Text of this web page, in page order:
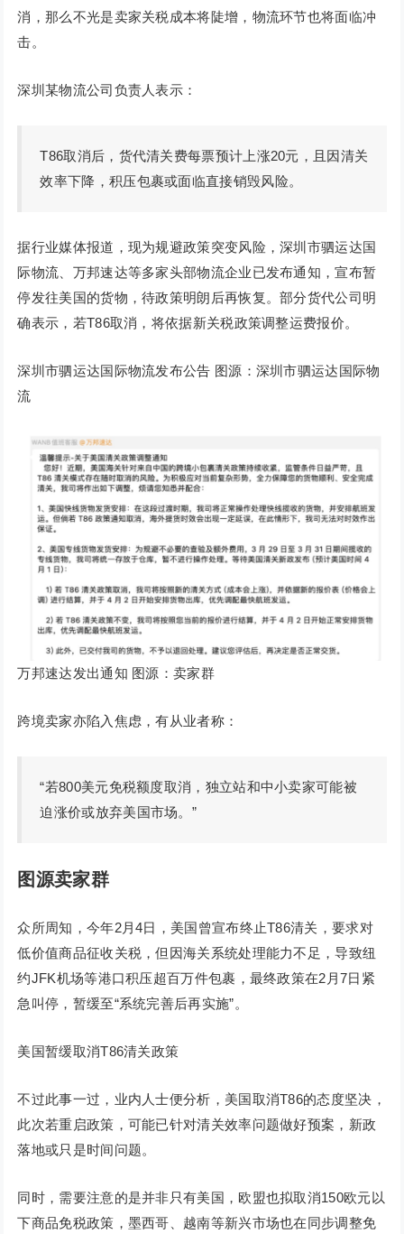
消，那么不光是卖家关税成本将陡增，物流环节也将面临冲
击。
深圳某物流公司负责人表示：
T86取消后，货代清关费每票预计上涨20元，且因清关
效率下降，积压包裹或面临直接销毁风险。
据行业媒体报道，现为规避政策突变风险，深圳市驷运达国
际物流、万邦速达等多家头部物流企业已发布通知，宣布暂
停发往美国的货物，待政策明朗后再恢复。部分货代公司明
确表示，若T86取消，将依据新关税政策调整运费报价。
深圳市驷运达国际物流发布公告 图源：深圳市驷运达国际物
流
万邦速达发出通知 图源：卖家群
跨境卖家亦陷入焦虑，有从业者称：
“若800美元免税额度取消，独立站和中小卖家可能被
迫涨价或放弃美国市场。”
图源卖家群
众所周知，今年2月4日，美国曾宣布终止T86清关，要求对
低价值商品征收关税，但因海关系统处理能力不足，导致纽
约JFK机场等港口积压超百万件包裹，最终政策在2月7日紧
急叫停，暂缓至“系统完善后再实施”。
美国暂缓取消T86清关政策
不过此事一过，业内人士便分析，美国取消T86的态度坚决，
此次若重启政策，可能已针对清关效率问题做好预案，新政
落地或只是时间问题。
同时，需要注意的是并非只有美国，欧盟也拟取消150欧元以
下商品免税政策，墨西哥、越南等新兴市场也在同步调整免